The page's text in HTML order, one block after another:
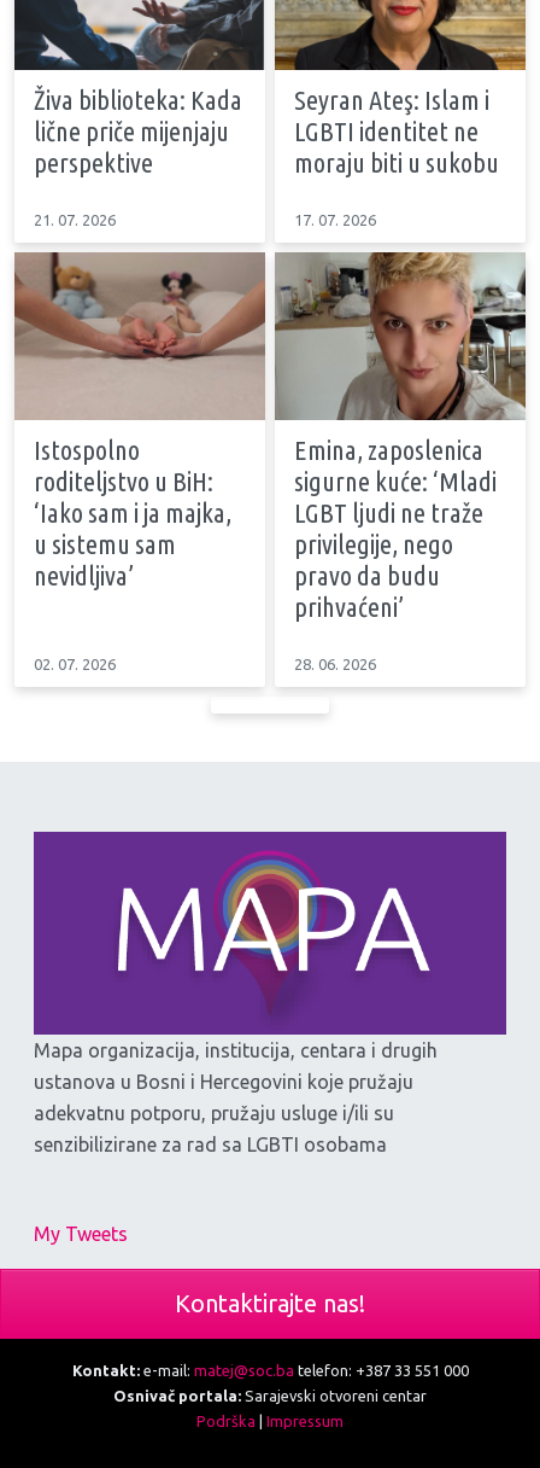
Živa biblioteka: Kada
lične priče mijenjaju
perspektive
21. 07. 2026
Seyran Ateş: Islam i
LGBTI identitet ne
moraju biti u sukobu
17. 07. 2026
Istospolno
roditeljstvo u BiH:
‘Iako sam i ja majka,
u sistemu sam
nevidljiva’
02. 07. 2026
Emina, zaposlenica
sigurne kuće: ‘Mladi
LGBT ljudi ne traže
privilegije, nego
pravo da budu
prihvaćeni’
28. 06. 2026
Mapa organizacija, institucija, centara i drugih
ustanova u Bosni i Hercegovini koje pružaju
adekvatnu potporu, pružaju usluge i/ili su
senzibilizirane za rad sa LGBTI osobama
My Tweets
Kontaktirajte nas!
Kontakt:e-mail: matej@soc.ba telefon: +387 33 551 000
Osnivač portala: Sarajevski otvoreni centar
Podrška
Impressum